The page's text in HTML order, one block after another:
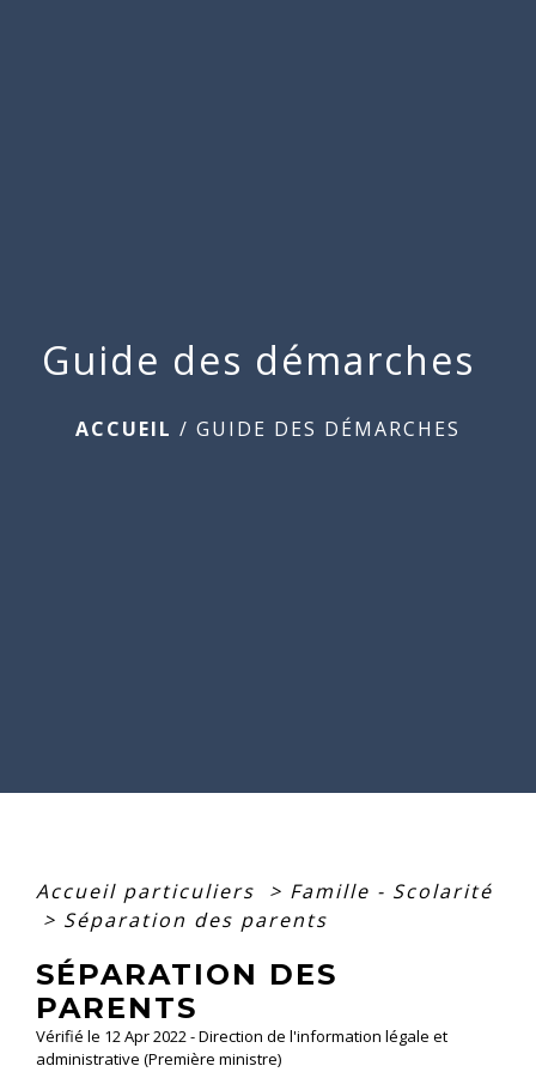
Guide des démarches
ACCUEIL / GUIDE DES DÉMARCHES
Accueil particuliers > Famille - Scolarité
> Séparation des parents
SÉPARATION DES
PARENTS
Vérifié le 12 Apr 2022 - Direction de l'information légale et
administrative (Première ministre)